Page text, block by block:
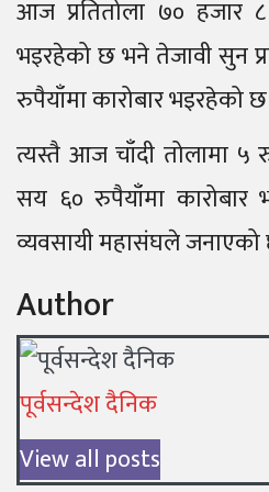
आज प्रतितोला ७० हजार
भइरहेको छ भने तेजावी सुन
रुपैयाँमा कारोबार भइरहेको छ
त्यस्तै आज चाँदी तोलामा ५
सय ६० रुपैयाँमा कारोबार
व्यवसायी महासंघले जनाएको
Author
पूर्वसन्देश दैनिक
View all posts